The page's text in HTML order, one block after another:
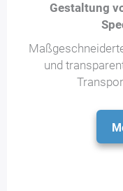
Gestaltung
und